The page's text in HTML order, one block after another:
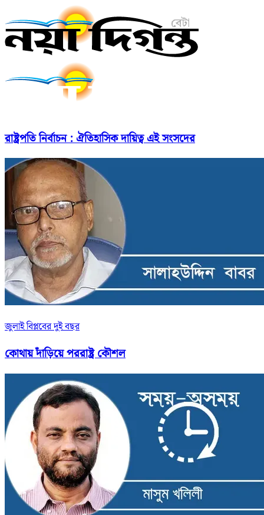
রাষ্ট্রপতি নির্বাচন : ঐতিহাসিক দায়িত্ব এই সংসদের
জুলাই বিপ্লবের দুই বছর
কোথায় দাঁড়িয়ে পররাষ্ট্র কৌশল